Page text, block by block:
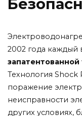
2002 года каждый
запатентованной
Технология Shock
поражение
неисправности
других условиях,